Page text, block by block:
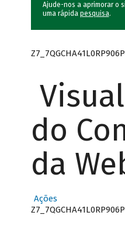
Ajude-nos a aprimorar o
uma rápida pesquisa.
do
da
Ações